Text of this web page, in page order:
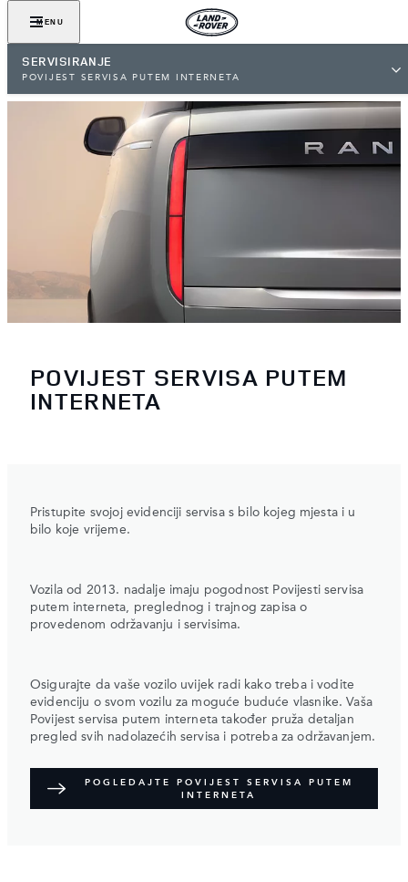
MENU
SERVISIRANJE
POVIJEST SERVISA PUTEM INTERNETA
POVIJEST SERVISA PUTEM
INTERNETA
Pristupite svojoj evidenciji servisa s bilo kojeg mjesta i u
bilo koje vrijeme.
Vozila od 2013. nadalje imaju pogodnost Povijesti servisa
putem interneta, preglednog i trajnog zapisa o
provedenom održavanju i servisima.
Osigurajte da vaše vozilo uvijek radi kako treba i vodite
evidenciju o svom vozilu za moguće buduće vlasnike. Vaša
Povijest servisa putem interneta također pruža detaljan
pregled svih nadolazećih servisa i potreba za održavanjem.
POGLEDAJTE POVIJEST SERVISA PUTEM
INTERNETA